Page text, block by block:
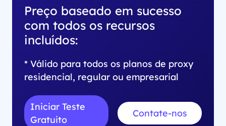
Preço baseado em sucesso
com todos os recursos
incluídos:
* Válido para todos os planos de proxy
residencial, regular ou empresarial
Iniciar Teste
Gratuito
Contate-nos